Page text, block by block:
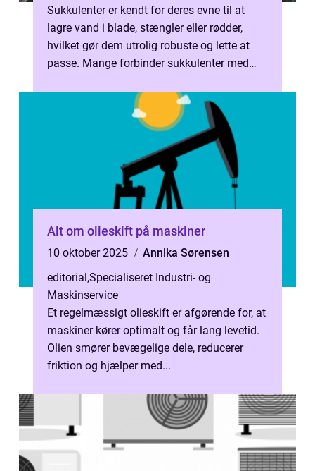
Sukkulenter er kendt for deres evne til at
lagre vand i blade, stængler eller rødder,
hvilket gør dem utrolig robuste og lette at
passe. Mange forbinder sukkulenter med
Alt om olieskift på maskiner
10 oktober 2025
Annika Sørensen
editorial,Specialiseret Industri- og
Maskinservice
Et regelmæssigt olieskift er afgørende for, at
maskiner kører optimalt og får lang levetid.
Olien smører bevægelige dele, reducerer
friktion og hjælper med...